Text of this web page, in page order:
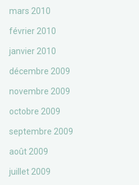
mars 2010
février 2010
janvier 2010
décembre 2009
novembre 2009
octobre 2009
septembre 2009
août 2009
juillet 2009